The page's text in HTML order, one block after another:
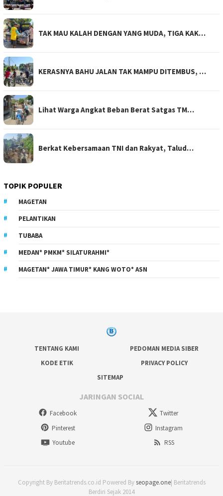
TAK MAU KALAH DENGAN YANG MUDA, TIGA KAK…
KERASNYA BAHU JALAN TAK MAMPU DITEMBUS, …
Lihat Warga Angkat Beban Berat Satgas TM…
Berkat Kebersamaan TNI dan Rakyat, Talud…
TOPIK POPULER
MAGETAN
PELANTIKAN
TUBABA
MEDAN* PMKM* SILATURAHMI*
MAGETAN* JAWA TIMUR* KANG WOTO* ASN
TENTANG KAMI
PEDOMAN MEDIA SIBER
KODE ETIK
PRIVACY POLICY
SITEMAP
JARINGAN SOCIAL
Facebook
Twitter
Pinterest
Instagram
Youtube
RSS
Copyright By Beritatrends.co.id Powered Byseopage.one| Beritatrends
Berdiri Sejak 2014